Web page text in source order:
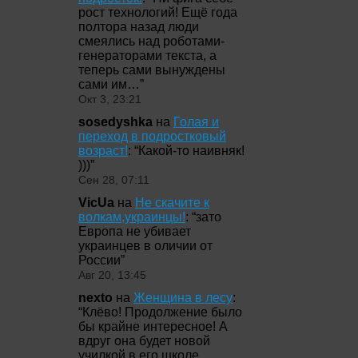
рост технологий! Ещё года
полтора назад люди
смеялись над роботами-
генераторами текста, а
теперь сами вынуждены
сами им…”
Окт 3, 23:21
sosedyshka на Голая и
переход в подростковый
возраст!: “Какой-то наивняк!
)))”
Сен 28, 07:11
VicUa на Не скачите к
волкам,украинцы!: “зато
Европа не убивает
украинцев в оличии от
России”
Авг 20, 13:45
nexto на Женщина в лесу:
“Клёво! Продолжение было
бы крайне интересное! А
вдруг она будет новой